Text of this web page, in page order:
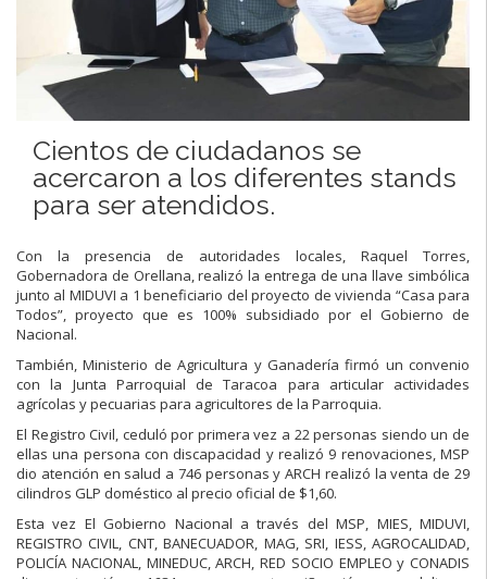
Cientos de ciudadanos se
acercaron a los diferentes stands
para ser atendidos.
Con la presencia de autoridades locales, Raquel Torres,
Gobernadora de Orellana, realizó la entrega de una llave simbólica
junto al MIDUVI a 1 beneficiario del proyecto de vivienda “Casa para
Todos”, proyecto que es 100% subsidiado por el Gobierno de
Nacional.
También, Ministerio de Agricultura y Ganadería firmó un convenio
con la Junta Parroquial de Taracoa para articular actividades
agrícolas y pecuarias para agricultores de la Parroquia.
El Registro Civil, ceduló por primera vez a 22 personas siendo un de
ellas una persona con discapacidad y realizó 9 renovaciones, MSP
dio atención en salud a 746 personas y ARCH realizó la venta de 29
cilindros GLP doméstico al precio oficial de $1,60.
Esta vez El Gobierno Nacional a través del MSP, MIES, MIDUVI,
REGISTRO CIVIL, CNT, BANECUADOR, MAG, SRI, IESS, AGROCALIDAD,
POLICÍA NACIONAL, MINEDUC, ARCH, RED SOCIO EMPLEO y CONADIS